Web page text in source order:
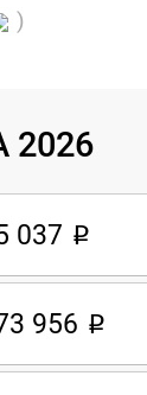
)
2026
037
956